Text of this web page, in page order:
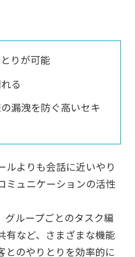
りが可能
る
漏洩を防ぐ高いセキ
ルよりも会話に近いやり
ミュニケーションの活性
グループごとのタスク編
有など、さまざまな機能
とのやりとりを効率的に